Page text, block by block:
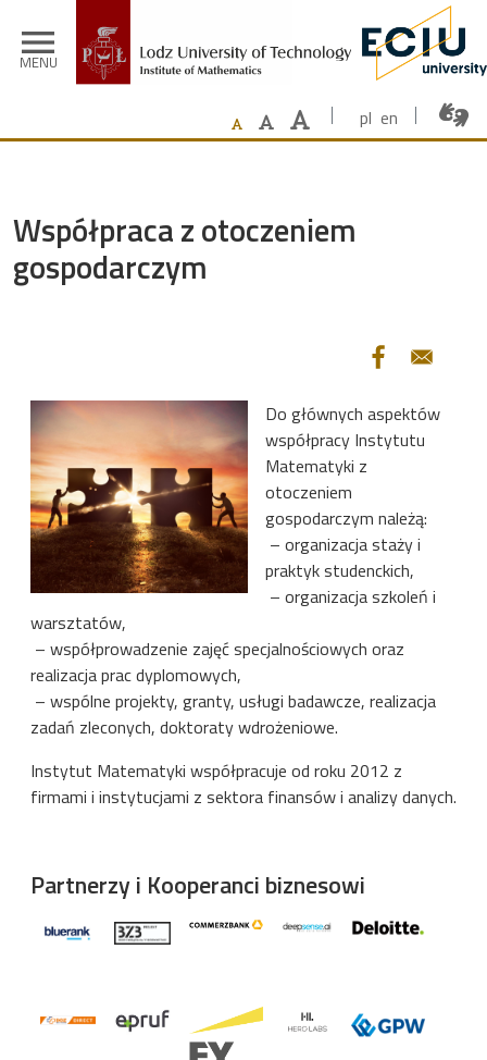
menu
MENU
pl en
Współpraca z otoczeniem
gospodarczym
Do głównych aspektów
współpracy Instytutu
Matematyki z
otoczeniem
gospodarczym należą:
– organizacja staży i
praktyk studenckich,
– organizacja szkoleń i
warsztatów,
– współprowadzenie zajęć specjalnościowych oraz
realizacja prac dyplomowych,
– wspólne projekty, granty, usługi badawcze, realizacja
zadań zleconych, doktoraty wdrożeniowe.
Instytut Matematyki współpracuje od roku 2012 z
firmami i instytucjami z sektora finansów i analizy danych.
Partnerzy i Kooperanci biznesowi